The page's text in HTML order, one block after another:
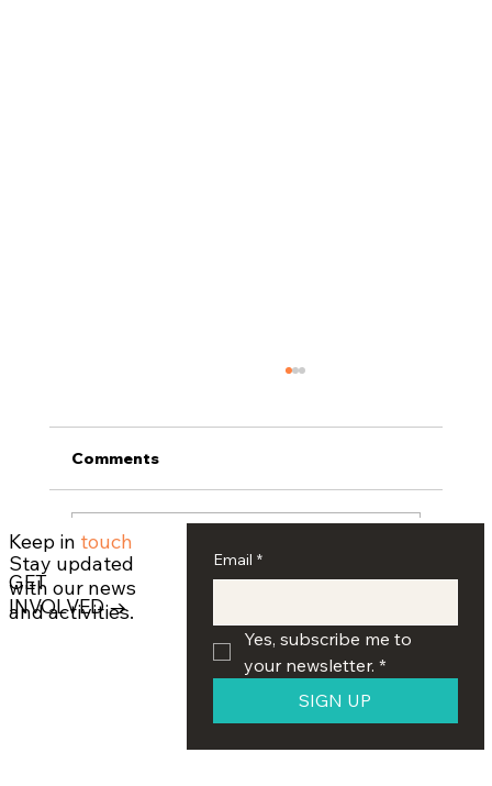
Հայ կրթական հիմնարկություն.
Սիգարի Երեկո
Comments
Write a comment...
Email *
Yes, subscribe me to
your newsletter. *
SIGN UP
GET
INVOLVED →
Stay updated
with our news
and activities.
Keep in touch